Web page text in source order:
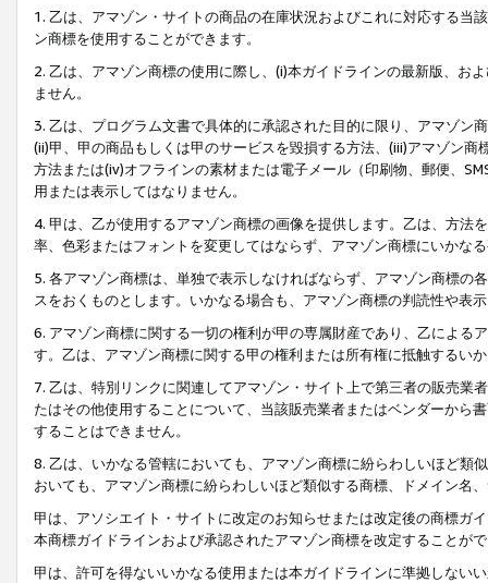
1. 乙は、アマゾン・サイトの商品の在庫状況およびこれに対応する
ン商標を使用することができます。
2. 乙は、アマゾン商標の使用に際し、(i)本ガイドラインの最新版、お
ません。
3. 乙は、プログラム文書で具体的に承認された目的に限り、アマゾン
(ii)甲、甲の商品もしくは甲のサービスを毀損する方法、(iii)アマゾン
方法または(iv)オフラインの素材または電子メール（印刷物、郵便、
用または表示してはなりません。
4. 甲は、乙が使用するアマゾン商標の画像を提供します。乙は、方
率、色彩またはフォントを変更してはならず、アマゾン商標にいかな
5. 各アマゾン商標は、単独で表示しなければならず、アマゾン商標
スをおくものとします。いかなる場合も、アマゾン商標の判読性や表
6. アマゾン商標に関する一切の権利が甲の専属財産であり、乙による
す。乙は、アマゾン商標に関する甲の権利または所有権に抵触するい
7. 乙は、特別リンクに関連してアマゾン・サイト上で第三者の販売
たはその他使用することについて、当該販売業者またはベンダーから
することはできません。
8. 乙は、いかなる管轄においても、アマゾン商標に紛らわしいほど類
おいても、アマゾン商標に紛らわしいほど類似する商標、ドメイン名
甲は、アソシエイト・サイトに改定のお知らせまたは改定後の商標ガ
本商標ガイドラインおよび承認されたアマゾン商標を改定することが
甲は、許可を得ないいかなる使用または本ガイドラインに準拠しない